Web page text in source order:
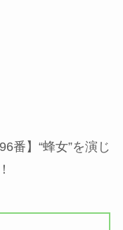
番】“蜂女”を演じ